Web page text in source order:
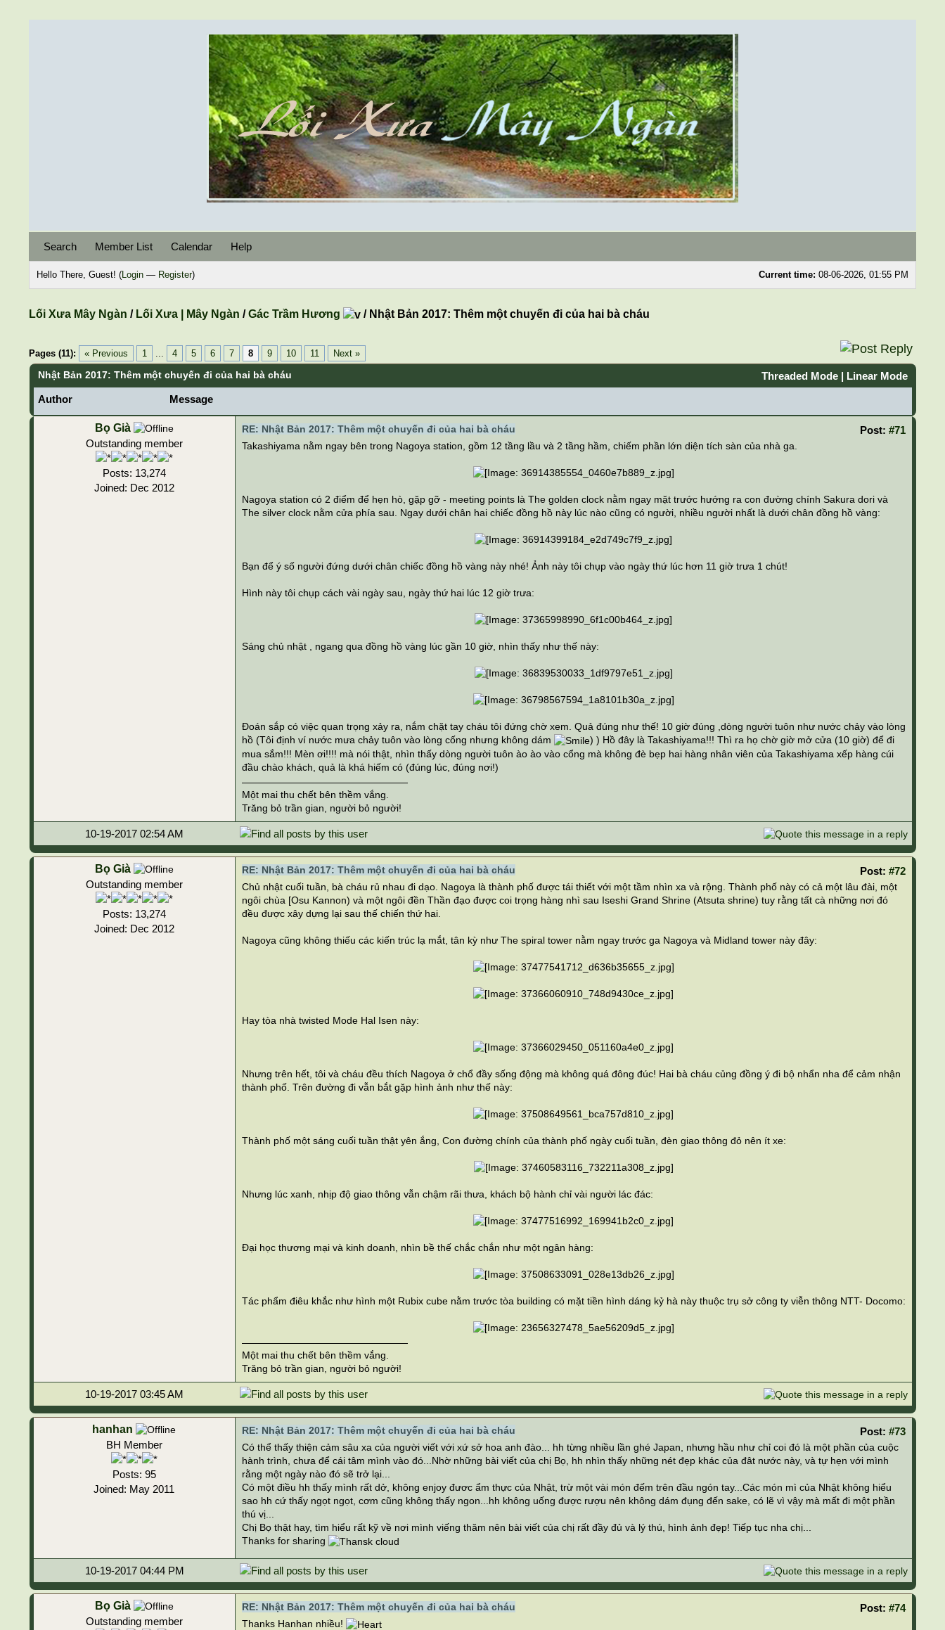
Search Member List Calendar Help
Current time: 08-06-2026, 01:55 PM
Hello There, Guest! (Login — Register)
Lối Xưa Mây Ngàn / Lối Xưa | Mây Ngàn /Gác Trầm Hương / Nhật Bản 2017: Thêm một chuyến đi của hai bà cháu
Pages (11): « Previous 1 4 5 6 7 8 9 10 11 Next »
Threaded Mode| Linear Mode
Nhật Bản 2017: Thêm một chuyến đi của hai bà cháu
Author Message
Bọ Già
Outstanding member
Posts: 13,274
Joined: Dec 2012
Post: #71
RE: Nhật Bản 2017: Thêm một chuyến đi của hai bà cháu
Takashiyama nằm ngay bên trong Nagoya station, gồm 12 tầng lầu và 2 tầng hầm, chiếm phần lớn diện tích sàn của nhà ga.
Nagoya station có 2 điểm để hẹn hò, gặp gỡ - meeting points là The golden clock nằm ngay mặt trước hướng ra con đường chính Sakura dori và
The silver clock nằm cửa phía sau. Ngay dưới chân hai chiếc đồng hồ này lúc nào cũng có người, nhiều người nhất là dưới chân đồng hồ vàng:
Bạn để ý số người đứng dưới chân chiếc đồng hồ vàng này nhé! Ảnh này tôi chụp vào ngày thứ lúc hơn 11 giờ trưa 1 chút!
Hình này tôi chụp cách vài ngày sau, ngày thứ hai lúc 12 giờ trưa:
Sáng chủ nhật , ngang qua đồng hồ vàng lúc gần 10 giờ, nhìn thấy như thế này:
Đoán sắp có việc quan trọng xảy ra, nắm chặt tay cháu tôi đứng chờ xem. Quả đúng như thế! 10 giờ đúng ,dòng người tuôn như nước chảy vào lòng
hồ (Tôi định ví nước mưa chảy tuôn vào lòng cống nhưng không dám
) ) Hồ đây là Takashiyama!!! Thì ra họ chờ giờ mở cửa (10 giờ) để đi
mua sắm!!! Mèn ơi!!!! mà nói thật, nhìn thấy dòng người tuôn ào ào vào cổng mà không đè bẹp hai hàng nhân viên của Takashiyama xếp hàng cúi
đầu chào khách, quả là khá hiếm có (đúng lúc, đúng nơi!)
Một mai thu chết bên thềm vắng.
Trăng bỏ trần gian, người bỏ người!
10-19-2017 02:54 AM
Bọ Già
Outstanding member
Posts: 13,274
Joined: Dec 2012
Post: #72
RE: Nhật Bản 2017: Thêm một chuyến đi của hai bà cháu
Chủ nhật cuối tuần, bà cháu rủ nhau đi dạo. Nagoya là thành phố được tái thiết với một tầm nhìn xa và rộng. Thành phố này có cả một lâu đài, một
ngôi chùa [Osu Kannon) và một ngôi đền Thần đạo được coi trọng hàng nhì sau Iseshi Grand Shrine (Atsuta shrine) tuy rằng tất cà những nơi đó
đều được xây dựng lại sau thế chiến thứ hai.
Nagoya cũng không thiếu các kiến trúc lạ mắt, tân kỳ như The spiral tower nằm ngay trước ga Nagoya và Midland tower này đây:
Hay tòa nhà twisted Mode Hal Isen này:
Nhưng trên hết, tôi và cháu đều thích Nagoya ở chổ đầy sống động mà không quá đông đúc! Hai bà cháu củng đồng ý đi bộ nhẩn nha để cảm nhận
thành phố. Trên đường đi vẫn bắt gặp hình ảnh như thế này:
Thành phố một sáng cuối tuần thật yên ắng, Con đường chính của thành phố ngày cuối tuần, đèn giao thông đỏ nên ít xe:
Nhưng lúc xanh, nhịp độ giao thông vẫn chậm rãi thưa, khách bộ hành chỉ vài người lác đác:
Đại học thương mại và kinh doanh, nhìn bề thế chắc chắn như một ngân hàng:
Tác phẩm điêu khắc như hình một Rubix cube nằm trước tòa building có mặt tiền hình dáng kỷ hà này thuộc trụ sở công ty viễn thông NTT- Docomo:
Một mai thu chết bên thềm vắng.
Trăng bỏ trần gian, người bỏ người!
10-19-2017 03:45 AM
hanhan
BH Member
Posts: 95
Joined: May 2011
Post: #73
RE: Nhật Bản 2017: Thêm một chuyến đi của hai bà cháu
Có thể thấy thiện cảm sâu xa của người viết với xứ sở hoa anh đào... hh từng nhiều lần ghé Japan, nhưng hầu như chỉ coi đó là một phần của cuộc
hành trình, chưa để cái tâm mình vào đó...Nhờ những bài viết của chị Bọ, hh nhìn thấy những nét đẹp khác của đât nước này, và tự hẹn với mình
rằng một ngày nào đó sẽ trở lại...
Có một điều hh thấy mình rất dở, không enjoy đươc ẩm thực của Nhật, trừ một vài món đếm trên đầu ngón tay...Các món mì của Nhật không hiểu
sao hh cứ thấy ngọt ngọt, cơm cũng không thấy ngon...hh không uống được rượu nên không dám đụng đến sake, có lẽ vì vậy mà mất đi một phần
thú vị...
Chị Bọ thật hay, tìm hiểu rất kỹ về nơi mình viếng thăm nên bài viết của chị rất đầy đủ và lý thú, hình ảnh đẹp! Tiếp tục nha chị...
Thanks for sharing
10-19-2017 04:44 PM
Bọ Già
Outstanding member
Post: #74
RE: Nhật Bản 2017: Thêm một chuyến đi của hai bà cháu
Thanks Hanhan nhiều!